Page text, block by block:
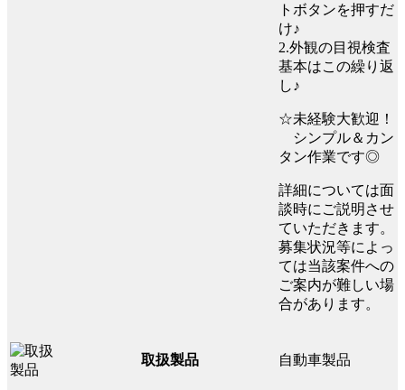
トボタンを押すだ
け♪
2.外観の目視検査
基本はこの繰り返
し♪
☆未経験大歓迎！
シンプル＆カン
タン作業です◎
詳細については面
談時にご説明させ
ていただきます。
募集状況等によっ
ては当該案件への
ご案内が難しい場
合があります。
取扱製品 自動車製品